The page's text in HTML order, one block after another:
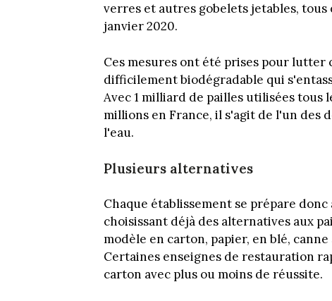
verres et autres gobelets jetables,
janvier 2020.
Ces mesures ont été prises pour
difficilement biodégradable qui
Avec 1 milliard de pailles utilisées tous
millions en France, il s'agit de l'un des
l'eau.
Plusieurs alternatives
Chaque établissement se prépare
choisissant déjà des alternatives aux
modèle en carton, papier, en blé,
Certaines enseignes de restauration
carton avec plus ou moins de réussite.